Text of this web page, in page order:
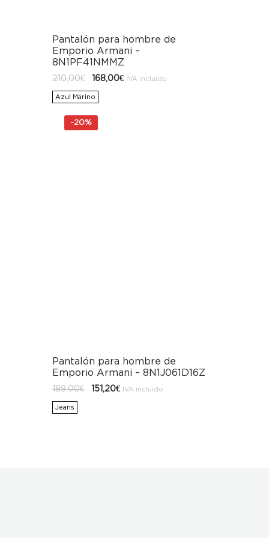
Pantalón para hombre de
Emporio Armani –
8N1PF41NMMZ
210,00€
El
precio
original
era:
168,00€ElIVA incluido
Azul Marino
-20%
Pantalón para hombre de
Emporio Armani – 8N1J061D16Z
189,00€
El
precio
151,20€ElIVA incluido
Jeans